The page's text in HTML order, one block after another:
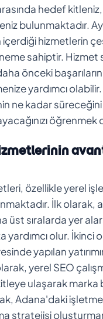
hedef
bulunmaktadır.
hizmetlerin
sahiptir. Hizmet
önceki
yardımcı olabilir.
ne kadar
öğrenmek
özellikle yerel
İlk olarak,
üst sıralarda yer
yardımcı olur. İkinci
yapılan
yerel SEO
ulaşarak marka
Adana'daki
stratejisi